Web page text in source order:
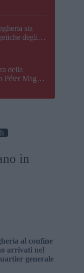
sta
degli
della
Magyar
in
al confine
arrivati nel
generale